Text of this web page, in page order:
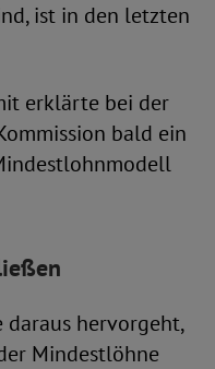
ist in den letzten
erklärte bei der
bald ein
daraus hervorgeht,
Mindestlöhne